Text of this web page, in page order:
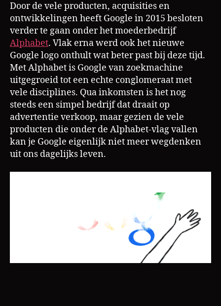
Door de vele producten, acquisities en
ontwikkelingen heeft Google in 2015 besloten
verder te gaan onder het moederbedrijf
Alphabet. Vlak erna werd ook het nieuwe
Google logo onthult wat beter past bij deze tijd.
Met Alphabet is Google van zoekmachine
uitgegroeid tot een echte conglomeraat met
vele disciplines. Qua inkomsten is het nog
steeds een simpel bedrijf dat draait op
advertentie verkoop, maar gezien de vele
producten die onder de Alphabet-vlag vallen
kan je Google eigenlijk niet meer wegdenken
uit ons dagelijks leven.